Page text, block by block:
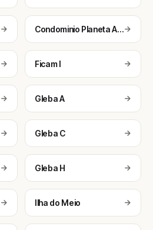
Condominio Planeta Aqua
Ficam I
Gleba A
Gleba C
Gleba H
Ilha do Meio